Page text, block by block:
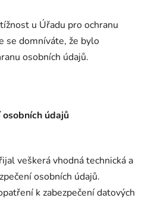
u Úřadu pro ochranu
se domníváte, že bylo
osobních údajů.
údajů
veškerá vhodná technická a
osobních údajů.
k zabezpečení datových